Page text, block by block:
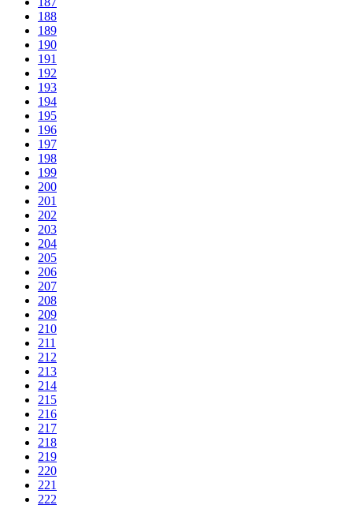
188
189
190
191
192
193
194
195
196
197
198
199
200
201
202
203
204
205
206
207
208
209
210
211
212
213
214
215
216
217
218
219
220
221
222